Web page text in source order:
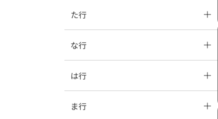
さ
た行
た
な行
な
は行
は
ま行